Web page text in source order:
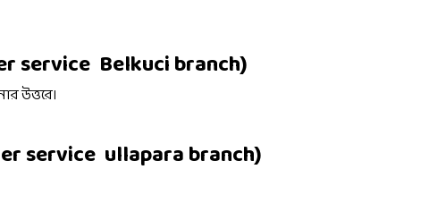
service Belkucibranch)
উত্তরে।
service ullaparabranch)